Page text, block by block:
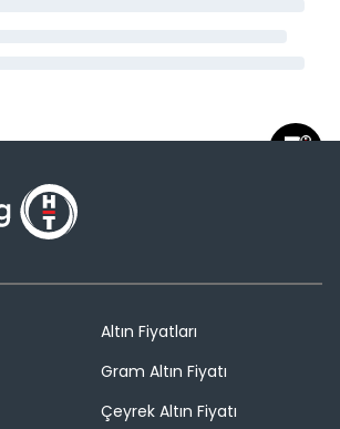
Altın Fiyatları
Gram Altın Fiyatı
Çeyrek Altın Fiyatı